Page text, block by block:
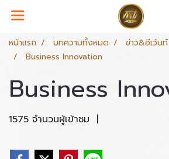
หน้าแรก บทความทั้งหมด
ข่าว&อีเว้นท์
Business Innovation
Business
1575 จำนวนผู้เข้าชม |